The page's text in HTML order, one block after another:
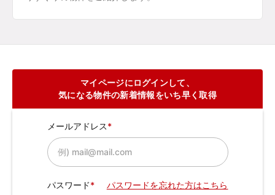
マイページにログインして、
気になる物件の新着情報をいち早く取得
メールアドレス
パスワード パスワードを忘れた方はこちら